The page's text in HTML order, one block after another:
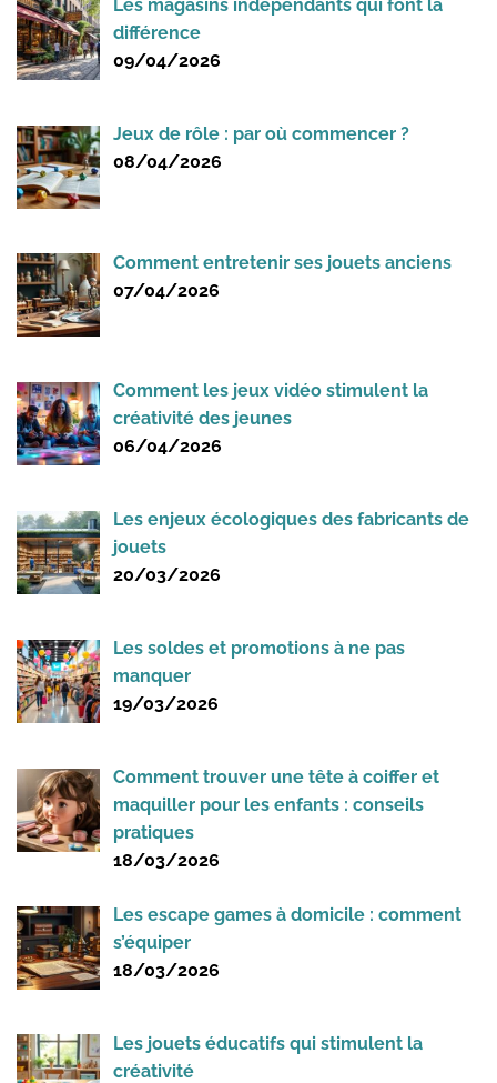
Les magasins indépendants qui font la
différence
09/04/2026
Jeux de rôle : par où commencer ?
08/04/2026
Comment entretenir ses jouets anciens
07/04/2026
Comment les jeux vidéo stimulent la
créativité des jeunes
06/04/2026
Les enjeux écologiques des fabricants de
jouets
20/03/2026
Les soldes et promotions à ne pas
manquer
19/03/2026
Comment trouver une tête à coiffer et
maquiller pour les enfants : conseils
pratiques
18/03/2026
Les escape games à domicile : comment
s’équiper
18/03/2026
Les jouets éducatifs qui stimulent la
créativité